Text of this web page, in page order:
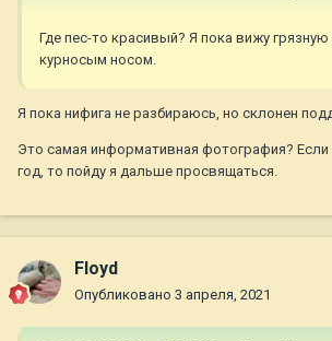
Где пес-то красивый? Я пока вижу
курносым носом.
Я пока нифига не разбираюсь, но склонен
Это самая информативная фотография? Если
год, то пойду я дальше просвящаться.
Floyd
Опубликовано 3 апреля, 2021